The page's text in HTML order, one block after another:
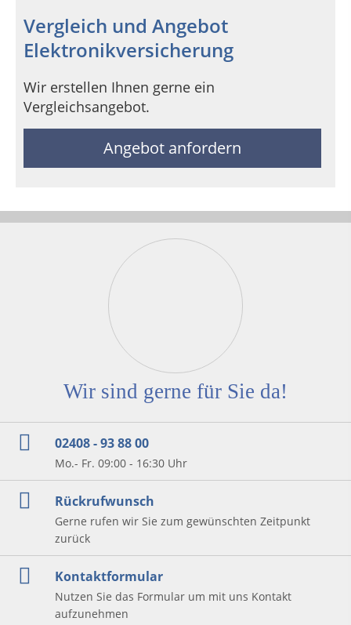
Vergleich und Angebot
Elektronikversicherung
Wir erstellen Ihnen gerne ein
Vergleichsangebot.
Angebot anfordern
Wir sind gerne für Sie da!
02408 - 93 88 00
Mo.- Fr. 09:00 - 16:30 Uhr
Rückrufwunsch
Gerne rufen wir Sie zum gewünschten Zeitpunkt
zurück
Kontaktformular
Nutzen Sie das Formular um mit uns Kontakt
aufzunehmen